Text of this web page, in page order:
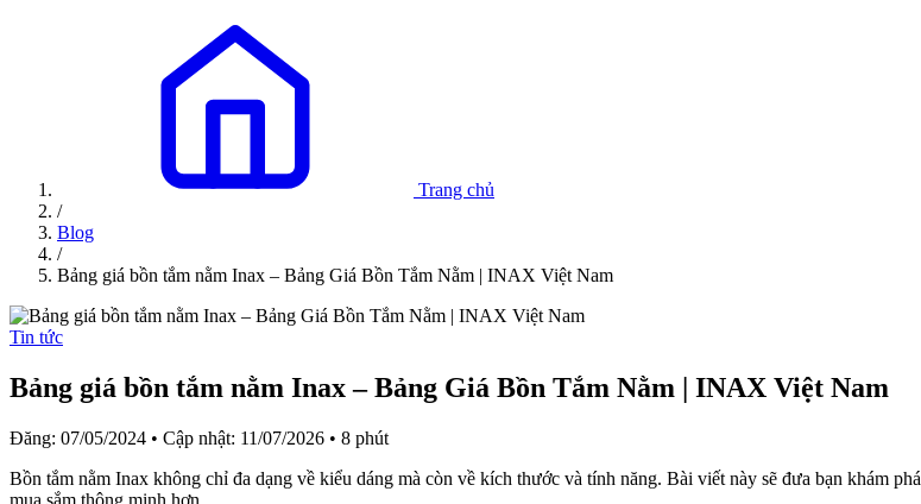
Trang chủ
/
Blog
/
Bảng giá bồn tắm nằm Inax – Bảng Giá Bồn Tắm Nằm | INAX Việt Nam
Tin tức
Bảng giá bồn tắm nằm Inax – Bảng Giá Bồn Tắm Nằm | INAX Việt Nam
Đăng: 07/05/2024 • Cập nhật: 11/07/2026 • 8 phút
Bồn tắm nằm Inax không chỉ đa dạng về kiểu dáng mà còn về kích thước và tính năng. Bài viết này sẽ đưa bạn khám phá